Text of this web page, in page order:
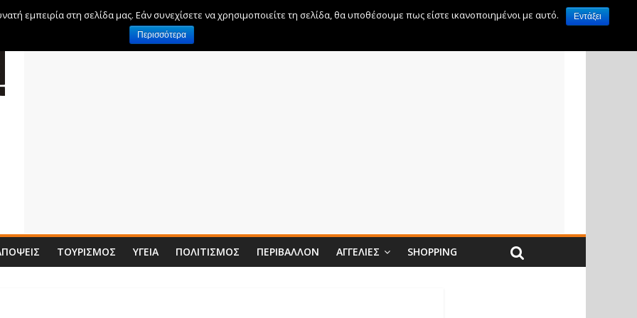
ΤΟΥΡΙΣΜΌΣ ΥΓΕΊΑ ΠΟΛΙΤΙΣΜΌΣ ΠΕΡΙΒΆΛΛΟΝ ΑΓΓΕΛΊΕΣ SHOPPING
εμπειρία στη σελίδα μας. Εάν συνεχίσετε να χρησιμοποιείτε τη σελίδα, θα υποθέσουμε πως είστε ικανοποιημένοι με αυτό.
Εντάξει
Περισσότερα